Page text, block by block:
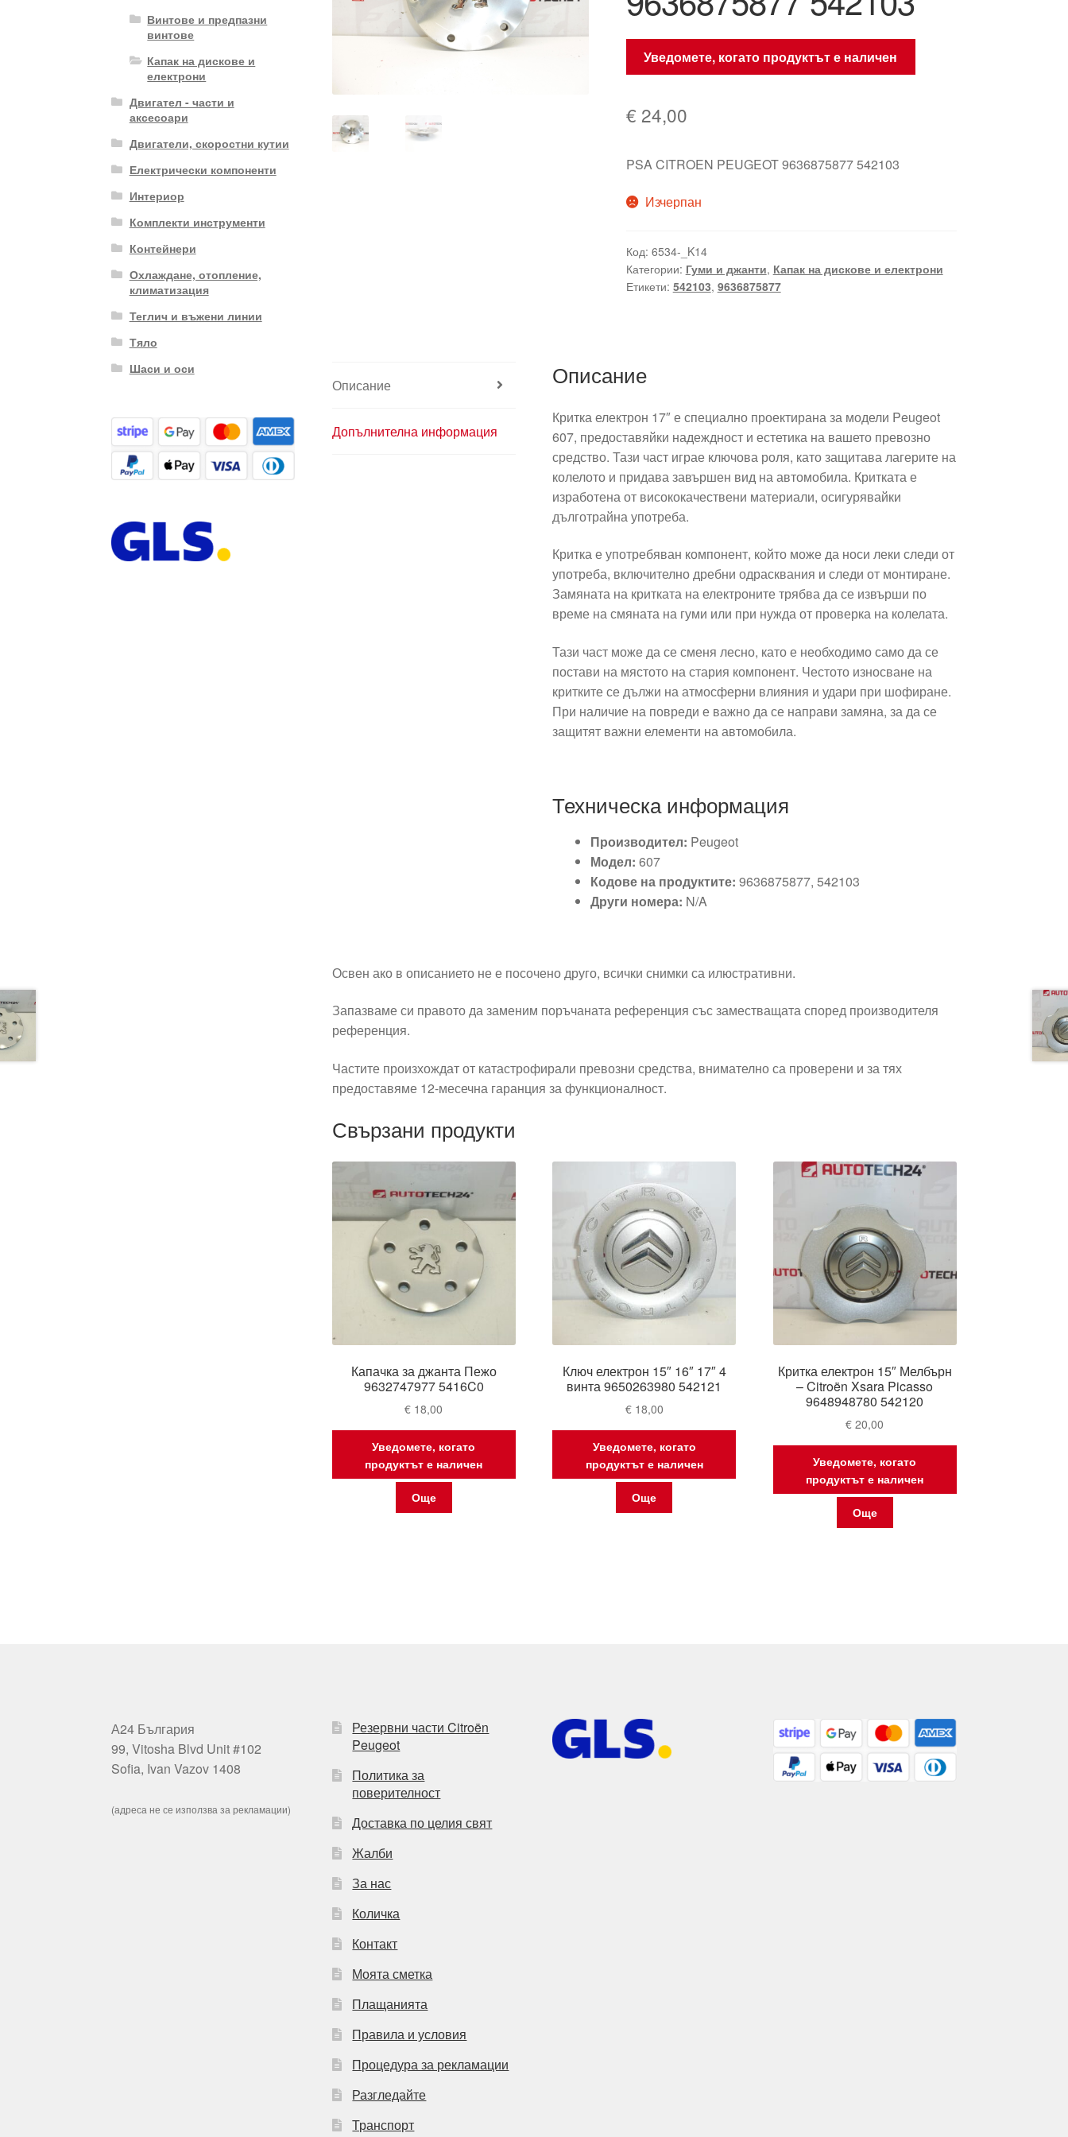
Уведомете, когато продуктът е наличен
€ 24,00
PSA CITROEN PEUGEOT 9636875877 542103
Изчерпан
Код: 6534-_K14
Категории: Гуми и джанти, Капак на дискове и електрони
Етикети: 542103, 9636875877
Описание
Допълнителна информация
Описание
Критка електрон 17″ е специално проектирана за модели Peugeot
607, предоставяйки надеждност и естетика на вашето превозно
средство. Тази част играе ключова роля, като защитава лагерите на
колелото и придава завършен вид на автомобила. Критката е
изработена от висококачествени материали, осигурявайки
дълготрайна употреба.
Критка е употребяван компонент, който може да носи леки следи от
употреба, включително дребни одрасквания и следи от монтиране.
Замяната на критката на електроните трябва да се извърши по
време на смяната на гуми или при нужда от проверка на колелата.
Тази част може да се сменя лесно, като е необходимо само да се
постави на мястото на стария компонент. Честото износване на
критките се дължи на атмосферни влияния и удари при шофиране.
При наличие на повреди е важно да се направи замяна, за да се
защитят важни елементи на автомобила.
Техническа информация
Производител: Peugeot
Модел: 607
Кодове на продуктите: 9636875877, 542103
Други номера: N/A
Освен ако в описанието не е посочено друго, всички снимки са илюстративни.
Запазваме си правото да заменим поръчаната референция със заместващата според производителя
референция.
Частите произхождат от катастрофирали превозни средства, внимателно са проверени и за тях
предоставяме 12-месечна гаранция за функционалност.
Свързани продукти
Капачка за джанта Пежо
9632747977 5416C0
€ 18,00
Уведомете, когато
продуктът е наличен
Още
Ключ електрон 15″ 16″ 17″ 4
винта 9650263980 542121
€18,00
Уведомете, когато
продуктът е наличен
Още
Критка електрон 15″ Мелбърн
– Citroën Xsara Picasso
9648948780 542120
€ 20,00
Уведомете, когато
продуктът е наличен
Още
Винтове и предпазни
винтове
Капак на дискове и
електрони
Двигател - части и
аксесоари
Двигатели, скоростни кутии
Електрически компоненти
Интериор
Комплекти инструменти
Контейнери
Охлаждане, отопление,
климатизация
Теглич и въжени линии
Тяло
Шаси и оси
А24 България
99, Vitosha Blvd Unit #102
Sofia, Ivan Vazov 1408
(адреса не се използва за рекламации)
Резервни части Citroën
Peugeot
Политика за
поверителност
Доставка по целия свят
Жалби
За нас
Количка
Контакт
Моята сметка
Плащанията
Правила и условия
Процедура за рекламации
Разгледайте
Транспорт